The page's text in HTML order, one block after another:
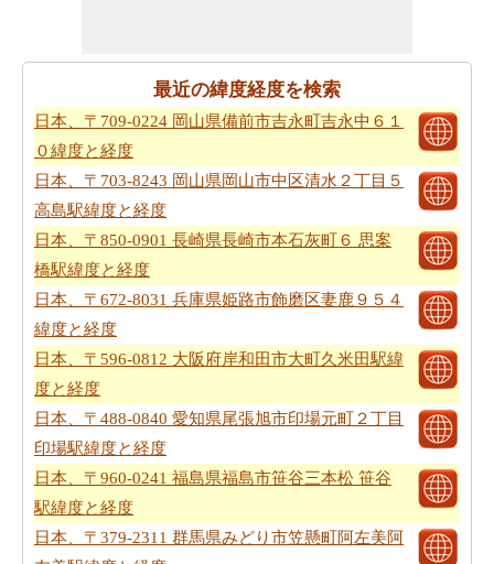
最近の緯度経度を検索
日本、〒709-0224 岡山県備前市吉永町吉永中６１
０緯度と経度
日本、〒703-8243 岡山県岡山市中区清水２丁目５
高島駅緯度と経度
日本、〒850-0901 長崎県長崎市本石灰町６ 思案
橋駅緯度と経度
日本、〒672-8031 兵庫県姫路市飾磨区妻鹿９５４
緯度と経度
日本、〒596-0812 大阪府岸和田市大町久米田駅緯
度と経度
日本、〒488-0840 愛知県尾張旭市印場元町２丁目
印場駅緯度と経度
日本、〒960-0241 福島県福島市笹谷三本松 笹谷
駅緯度と経度
日本、〒379-2311 群馬県みどり市笠懸町阿左美阿